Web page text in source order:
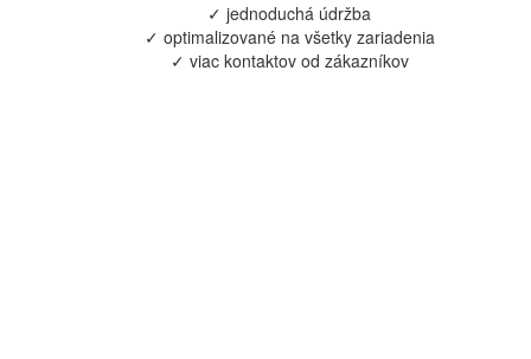
✓ jednoduchá údržba
✓ optimalizované na všetky zariadenia
✓ viac kontaktov od zákazníkov